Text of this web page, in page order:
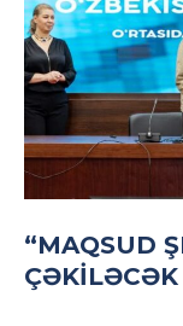
“MAQSUD
ÇƏKILƏCƏK